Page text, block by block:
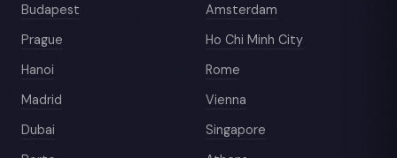
Budapest
Amsterdam
Prague
Ho Chi Minh City
Hanoi
Rome
Madrid
Vienna
Dubai
Singapore